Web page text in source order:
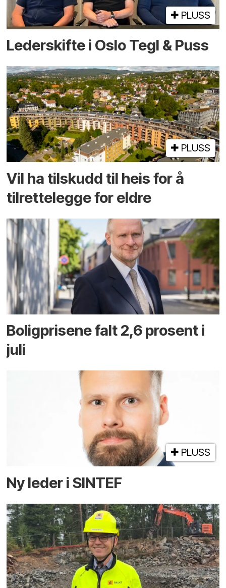
PLUSS
Lederskifte i Oslo Tegl & Puss
PLUSS
Vil ha tilskudd til heis for å
tilrettelegge for eldre
Boligprisene falt 2,6 prosent i
juli
PLUSS
Ny leder i SINTEF